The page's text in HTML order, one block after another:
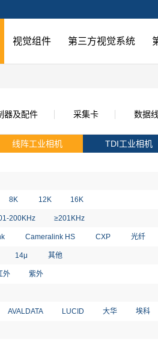
视觉组件 第三方视觉系统
器及配件 采集卡 数据线
线阵工业相机 TDI工业相机
8K 12K 16K
200KHz ≥201KHz
Cameralink HS CXP 光纤
14μ 其他
外 紫外
AVALDATA LUCID 大华 埃科